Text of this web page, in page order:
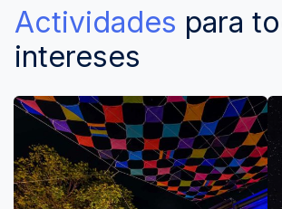
Actividades para
intereses